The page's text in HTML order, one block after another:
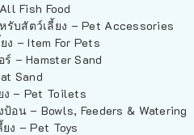
Fish Food
บสัตว์เลี้ยง – Pet Accessories
ง – Item For Pets
– Hamster Sand
Sand
ง – Pet Toilets
ป้อน – Bowls, Feeders & Watering
ง – Pet Toys